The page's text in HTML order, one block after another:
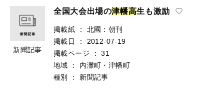
新聞記事
全国大会出場の津幡高生も激励
掲載紙 ：
北國：朝刊
掲載日
：
2012-07-19
掲載ページ
：
31
地域
：
内灘町・津幡町
種別
： 新聞記事